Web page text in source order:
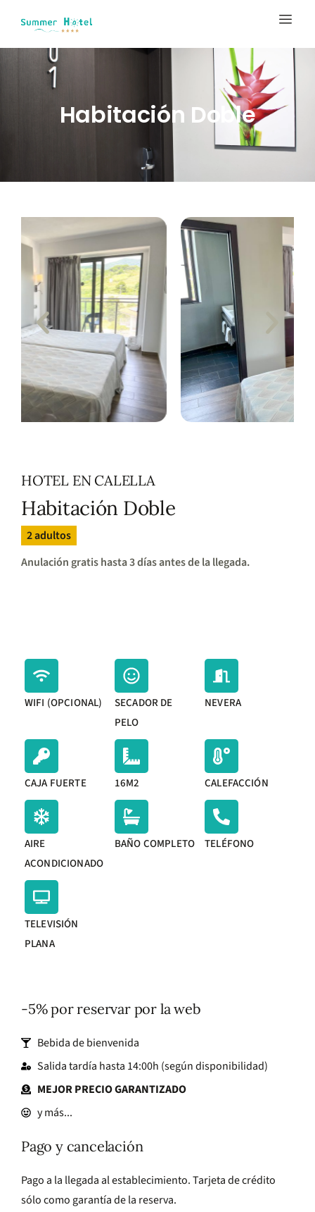
Habitación Doble
HOTEL EN CALELLA
Habitación Doble
2 adultos
Anulación gratis hasta 3 días antes de la llegada.
WIFI (OPCIONAL)
SECADOR DE
PELO
NEVERA
CAJA FUERTE 16M2 CALEFACCIÓN
AIRE
ACONDICIONADO
BAÑO COMPLETO TELÉFONO
TELEVISIÓN
PLANA
-5% por reservar por la web
Bebida de bienvenida
Salida tardía hasta 14:00h (según disponibilidad)
MEJOR PRECIO GARANTIZADO
y más...
Pago y cancelación
Pago a la llegada al establecimiento. Tarjeta de crédito
sólo como garantía de la reserva.